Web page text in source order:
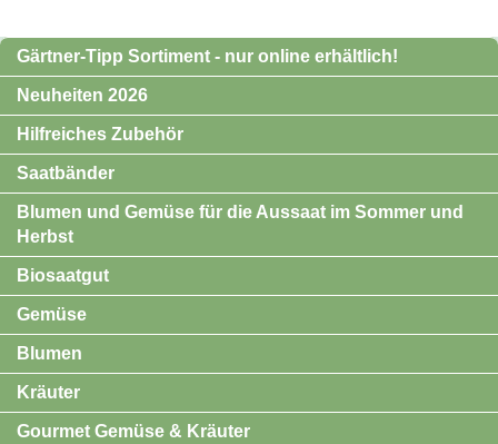
Gärtner-Tipp Sortiment - nur online erhältlich!
Neuheiten 2026
Hilfreiches Zubehör
Saatbänder
Blumen und Gemüse für die Aussaat im Sommer und
Herbst
Biosaatgut
Gemüse
Blumen
Kräuter
Gourmet Gemüse & Kräuter